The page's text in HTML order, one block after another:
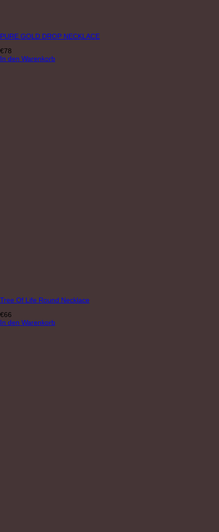
PURE GOLD DROP NECKLACE
€78
In den Warenkorb
Tree Of Life Round Necklace
€66
In den Warenkorb